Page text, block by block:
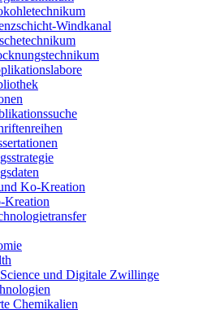
Windkanal
Ko-Kreation
Kreation
und Digitale Zwillinge
Chemikalien